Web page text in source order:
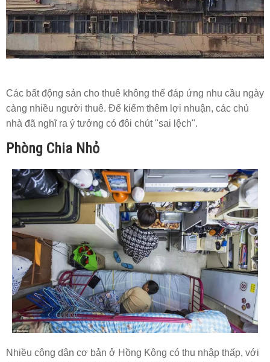
Các bất động sản cho thuê không thể đáp ứng nhu cầu ngày
càng nhiều người thuê. Để kiếm thêm lợi nhuận, các chủ
nhà đã nghĩ ra ý tưởng có đôi chút "sai lệch".
Phòng Chia Nhỏ
Nhiều công dân cơ bản ở Hồng Kông có thu nhập thấp, với